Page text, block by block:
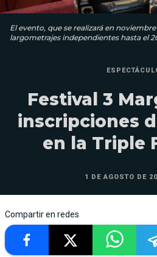
El evento, que se realizará en
largometrajes independientes hasta el
Festival 3
inscripciones
en la Triple
1 DE AGOSTO DE
Compartir en redes